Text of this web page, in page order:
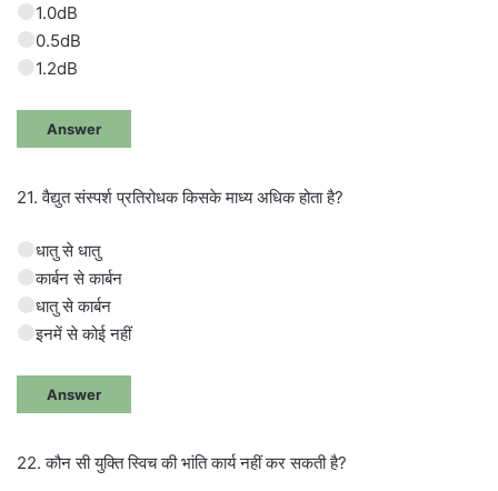
1.0dB
0.5dB
1.2dB
Answer
21. वैद्युत संस्पर्श प्रतिरोधक किसके माध्य अधिक होता है?
धातु से धातु
कार्बन से कार्बन
धातु से कार्बन
इनमें से कोई नहीं
Answer
22. कौन सी युक्ति स्विच की भांति कार्य नहीं कर सकती है?